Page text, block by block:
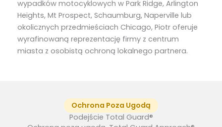
wypadków motocyklowych w Park Ridge, Arlington
Heights, Mt Prospect, Schaumburg, Naperville lub
okolicznych przedmieściach Chicago, Piotr oferuje
wyrafinowaną reprezentację firmy z centrum
miasta z osobistą ochroną lokalnego partnera.
Ochrona Poza Ugodą
Podejście Total Guard®